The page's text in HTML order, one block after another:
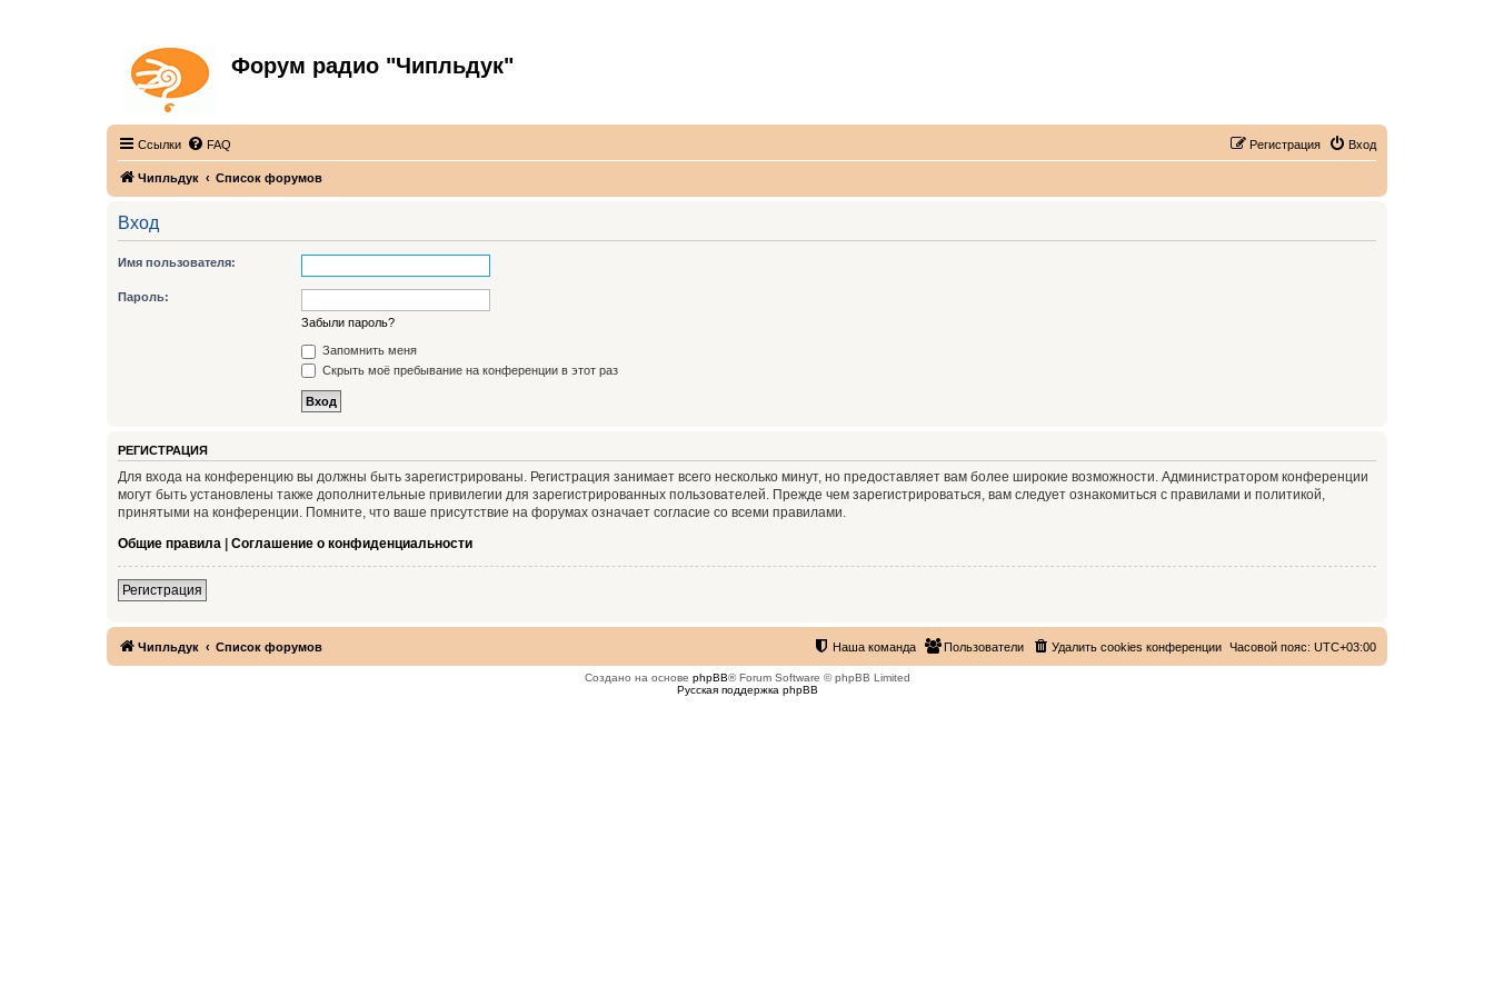
Форум радио "Чипльдук"
Ссылки FAQ Вход
Регистрация
Чипльдук Список форумов
Вход
Имя пользователя:
Пароль:
Забыли пароль?
Запомнить меня
Скрыть моё пребывание на конференции в этот раз
РЕГИСТРАЦИЯ
Для входа на конференцию вы должны быть зарегистрированы. Регистрация занимает всего несколько минут, но предоставляет вам более широкие возможности. Администратором конференции
могут быть установлены также дополнительные привилегии для зарегистрированных пользователей. Прежде чем зарегистрироваться, вам следует ознакомиться с правилами и политикой,
принятыми на конференции. Помните, что ваше присутствие на форумах означает согласие со всеми правилами.
Общие правила | Соглашение о конфиденциальности
Регистрация
Чипльдук Список форумов Часовой пояс: UTC+03:00
Удалить cookies конференции
Пользователи
Наша команда
Создано на основе phpBB® Forum Software © phpBB Limited
Русская поддержка phpBB